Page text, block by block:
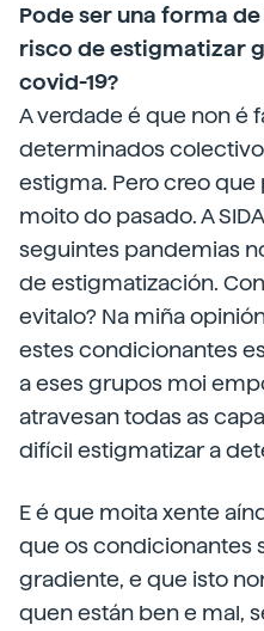
Pode ser una forma
risco de estigmatizar
covid-19?
A verdade é que non é
determinados
estigma. Pero creo
moito do pasado. A
seguintes pandemias
de estigmatización.
evitalo? Na miña
estes condicionantes
a eses grupos moi
atravesan todas as
difícil estigmatizar a
E é que moita xente
que os condicionantes
gradiente, e que isto
quen están ben e mal,